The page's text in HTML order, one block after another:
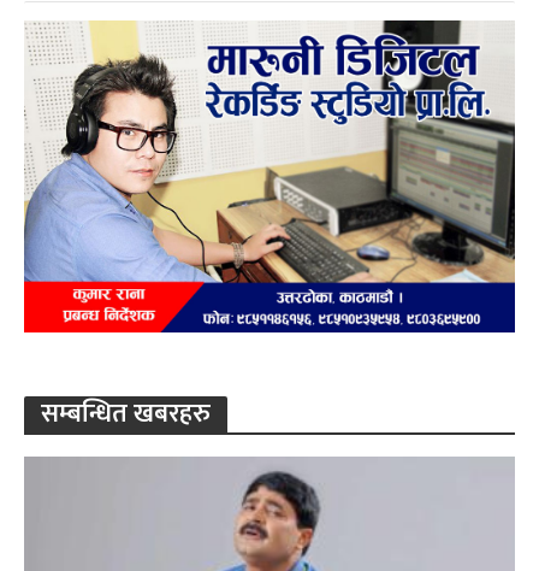
सम्बन्धित खबरहरु